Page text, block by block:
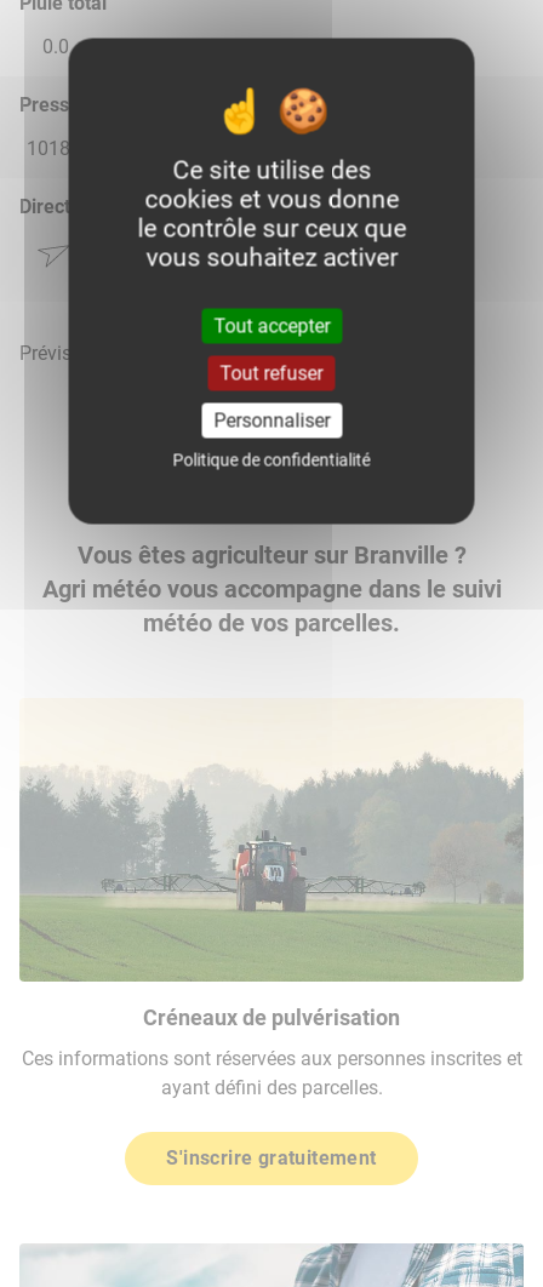
0.0
0.0 0.0 0.0 0.0
Pression atmosphérique (hPa)
1018.0
Direction du vent
Prévisions météo mises à jour le 8 août 2026 à 04h
Vous êtes agriculteur sur Branville ?
Agri météo vous accompagne dans le suivi
météo de vos parcelles.
Créneaux de pulvérisation
Ces informations sont réservées aux personnes inscrites et
ayant défini des parcelles.
S'inscrire gratuitement
Ce site utilise des
cookies et vous donne
le contrôle sur ceux que
vous souhaitez activer
Tout accepter
Tout refuser
Personnaliser
Politique de confidentialité